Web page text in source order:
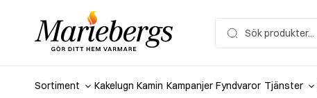
for:
Sortiment Kakelugn Kamin Kampanjer Fyndvaror Tjänster